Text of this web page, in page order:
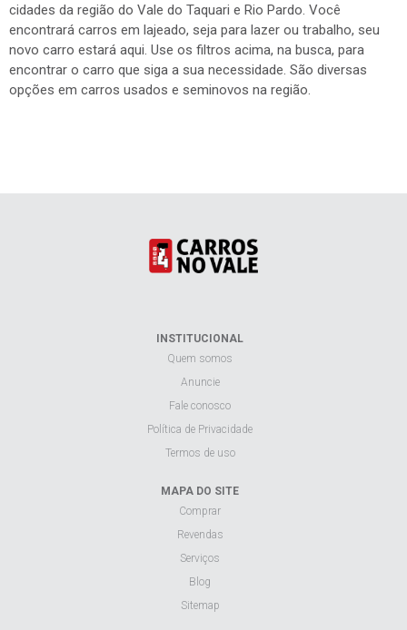
cidades da região do Vale do Taquari e Rio Pardo. Você
encontrará carros em lajeado, seja para lazer ou trabalho, seu
novo carro estará aqui. Use os filtros acima, na busca, para
encontrar o carro que siga a sua necessidade. São diversas
opções em carros usados e seminovos na região.
INSTITUCIONAL
Quem somos
Anuncie
Fale conosco
Política de Privacidade
Termos de uso
MAPA DO SITE
Comprar
Revendas
Serviços
Blog
Sitemap